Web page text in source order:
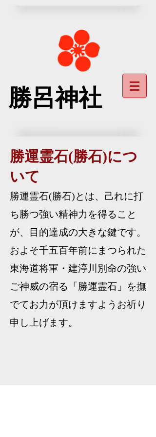
勝呂神社
勝運霊石(勝石)につ
いて
勝運霊石(勝石)とは、己れに打
ち勝つ強い精神力を得ること
が、目的達成の大きな鍵です。
およそ千五百年前にまつられた
東海道将軍・建渟川別命の強い
ご神威の宿る「勝運霊石」を撫
でてお力が頂けますようお祈り
申し上げます。